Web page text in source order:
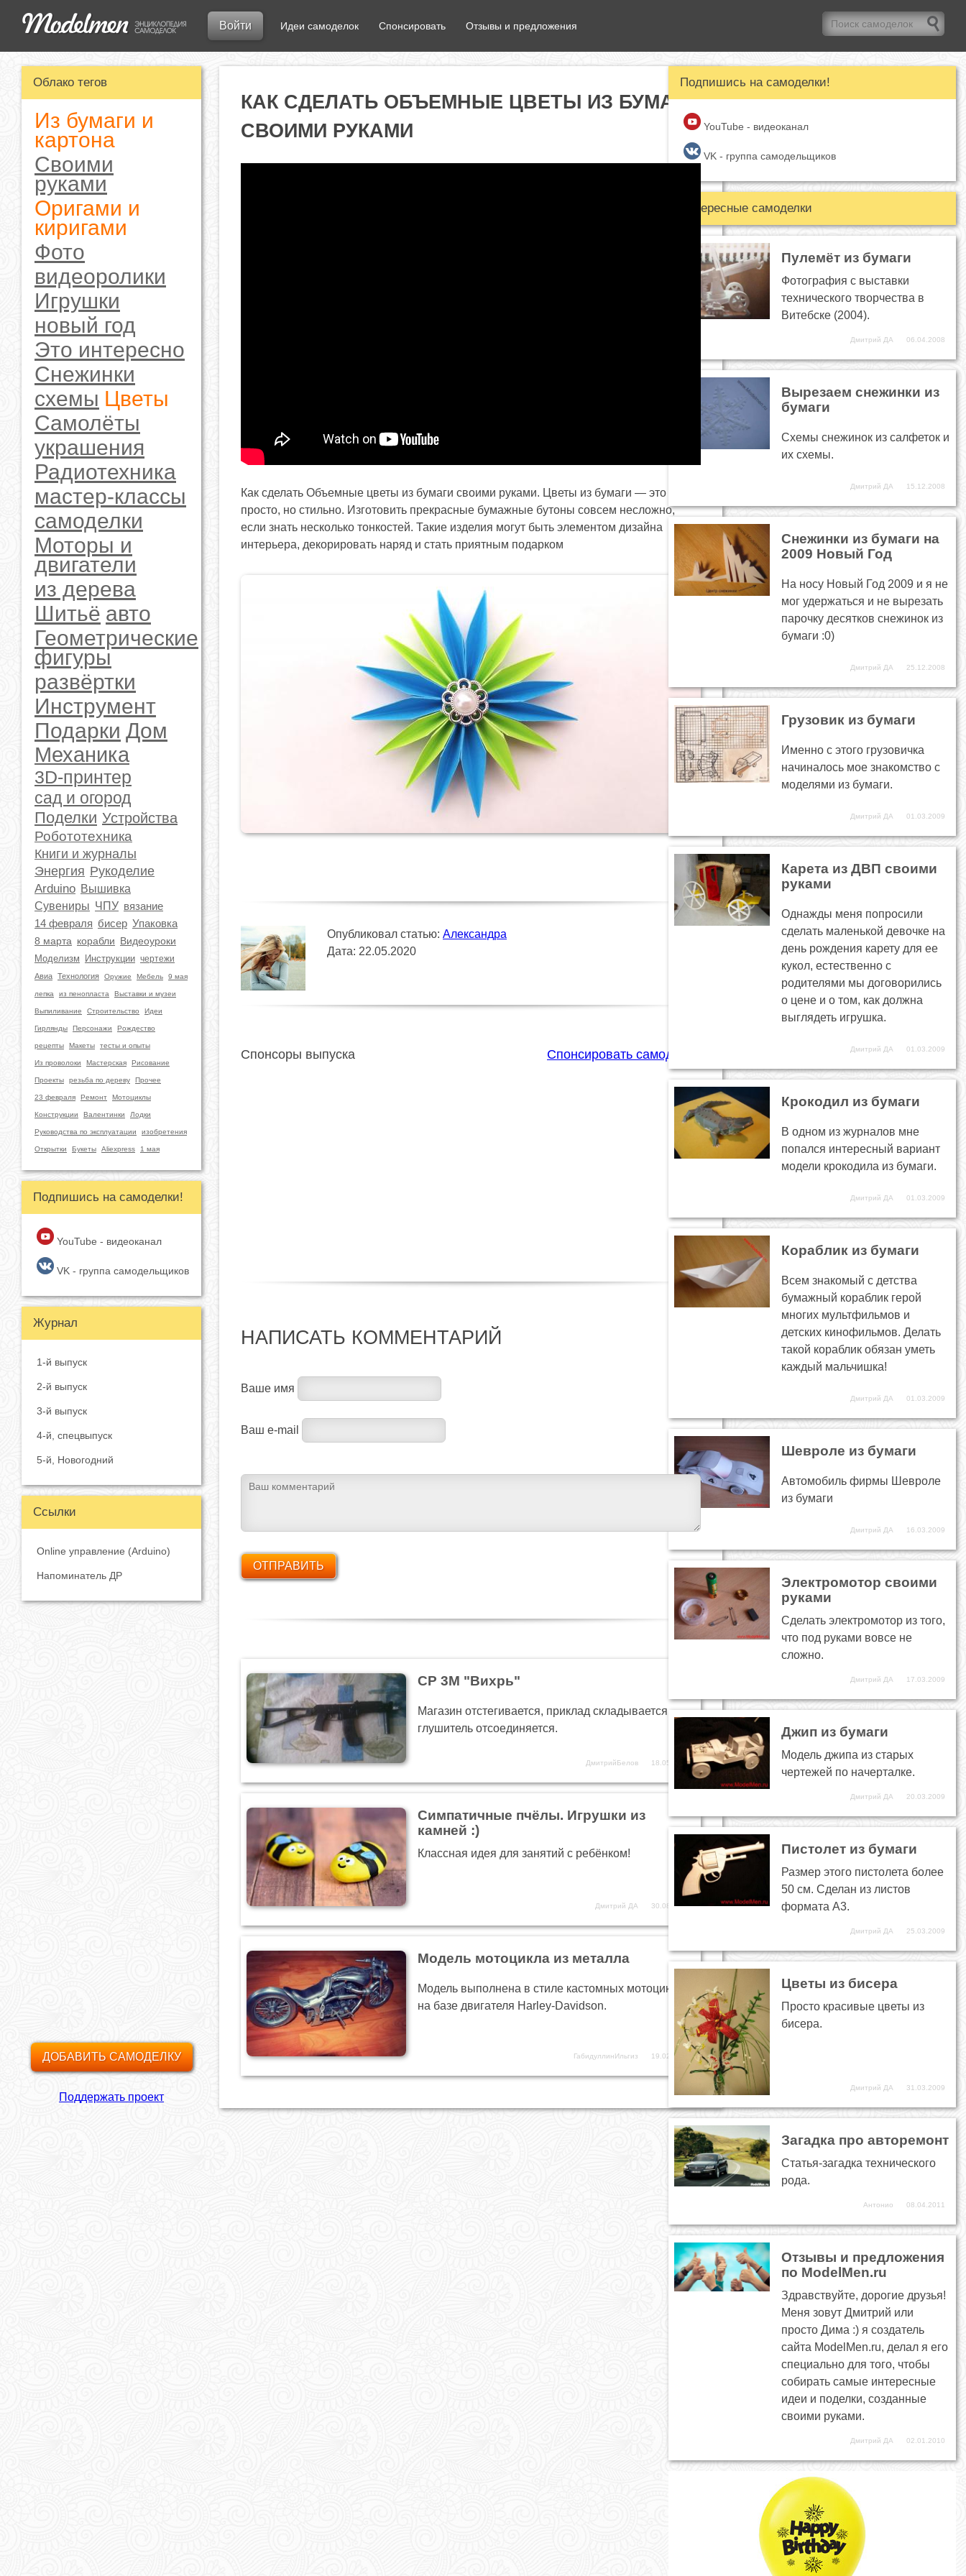
Войти Идеи самоделок Спонсировать Отзывы и предложения
КАК СДЕЛАТЬ ОБЪЕМНЫЕ ЦВЕТЫ ИЗ БУМАГИ
СВОИМИ РУКАМИ
Как сделать Объемные цветы из бумаги своими руками. Цветы из бумаги — это
просто, но стильно. Изготовить прекрасные бумажные бутоны совсем несложно,
если знать несколько тонкостей. Такие изделия могут быть элементом дизайна
интерьера, декорировать наряд и стать приятным подарком
Опубликовал статью: Александра
Дата: 22.05.2020
Спонсировать самоделки
Спонсоры выпуска
НАПИСАТЬ КОММЕНТАРИЙ
Ваше имя
Ваш e-mail
СР 3М "Вихрь"
Магазин отстегивается, приклад складывается,
глушитель отсоединяется.
ДмитрийБелов 18.05.2016
Симпатичные пчёлы. Игрушки из
камней :)
Классная идея для занятий с ребёнком!
Дмитрий ДА 30.08.2017
Модель мотоцикла из металла
Модель выполнена в стиле кастомных мотоциклов,
на базе двигателя Harley-Davidson.
ГабидуллинИльгиз 19.02.2016
Облако тегов
Из бумаги и
картона
Своими
руками
Оригами и
киригами
Фото
видеоролики
Игрушки
новый год
Это интересно
Снежинки
схемы Цветы
Самолёты
украшения
Радиотехника
мастер-классы
самоделки
Моторы и
двигатели
из дерева
Шитьё авто
Геометрические
фигуры
развёртки
Инструмент
Подарки Дом
Механика
3D-принтер
сад и огород
Поделки Устройства
Робототехника
Книги и журналы
Энергия Рукоделие
Arduino Вышивка
Сувениры ЧПУ вязание
14 февраля бисер Упаковка
8 марта корабли Видеоуроки
Моделизм Инструкции чертежи
Авиа Технология Оружие Мебель 9 мая
лепка из пенопласта Выставки и музеи
Выпиливание Строительство Идеи
Гирлянды Персонажи Рождество
рецепты Макеты тесты и опыты
Из проволоки Мастерская Рисование
Проекты резьба по дереву Прочее
23 февраля Ремонт Мотоциклы
Конструкции Валентинки Лодки
Руководства по эксплуатации изобретения
Открытки Букеты Aliexpress 1 мая
Подпишись на самоделки!
YouTube - видеоканал
VK - группа самодельщиков
Журнал
1-й выпуск
2-й выпуск
3-й выпуск
4-й, спецвыпуск
5-й, Новогодний
Ссылки
Online управление (Arduino)
Напоминатель ДР
ДОБАВИТЬ САМОДЕЛКУ
Поддержать проект
Подпишись на самоделки!
YouTube - видеоканал
VK - группа самодельщиков
Интересные самоделки
Пулемёт из бумаги
Фотография с выставки
технического творчества в
Витебске (2004).
Дмитрий ДА 06.04.2008
Вырезаем снежинки из
бумаги
Схемы снежинок из салфеток и
их схемы.
Дмитрий ДА 15.12.2008
Снежинки из бумаги на
2009 Новый Год
На носу Новый Год 2009 и я не
мог удержаться и не вырезать
парочку десятков снежинок из
бумаги :0)
Дмитрий ДА 25.12.2008
Грузовик из бумаги
Именно с этого грузовичка
начиналось мое знакомство с
моделями из бумаги.
Дмитрий ДА 01.03.2009
Карета из ДВП своими
руками
Однажды меня попросили
сделать маленькой девочке на
день рождения карету для ее
кукол, естественно с
родителями мы договорились
о цене и о том, как должна
выглядеть игрушка.
Дмитрий ДА 01.03.2009
Крокодил из бумаги
В одном из журналов мне
попался интересный вариант
модели крокодила из бумаги.
Дмитрий ДА 01.03.2009
Кораблик из бумаги
Всем знакомый с детства
бумажный кораблик герой
многих мультфильмов и
детских кинофильмов. Делать
такой кораблик обязан уметь
каждый мальчишка!
Дмитрий ДА 01.03.2009
Шевроле из бумаги
Автомобиль фирмы Шевроле
из бумаги
Дмитрий ДА 16.03.2009
Электромотор своими
руками
Сделать электромотор из того,
что под руками вовсе не
сложно.
Дмитрий ДА 17.03.2009
Джип из бумаги
Модель джипа из старых
чертежей по начерталке.
Дмитрий ДА 20.03.2009
Пистолет из бумаги
Размер этого пистолета более
50 см. Сделан из листов
формата А3.
Дмитрий ДА 25.03.2009
Цветы из бисера
Просто красивые цветы из
бисера.
Дмитрий ДА 31.03.2009
Загадка про авторемонт
Статья-загадка технического
рода.
Антонио 08.04.2011
Отзывы и предложения
по ModelMen.ru
Здравствуйте, дорогие друзья!
Меня зовут Дмитрий или
просто Дима :) я создатель
сайта ModelMen.ru, делал я его
специально для того, чтобы
собирать самые интересные
идеи и поделки, созданные
своими руками.
Дмитрий ДА 02.01.2010